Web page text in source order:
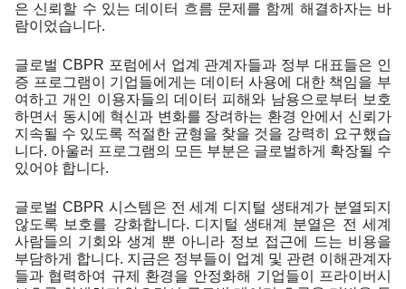
은 신뢰할 수 있는 데이터 흐름 문제를 함께 해결하자는 바
람이었습니다.
글로벌 CBPR 포럼에서 업계 관계자들과 정부 대표들은 인
증 프로그램이 기업들에게는 데이터 사용에 대한 책임을 부
여하고 개인 이용자들의 데이터 피해와 남용으로부터 보호
하면서 동시에 혁신과 변화를 장려하는 환경 안에서 신뢰가
지속될 수 있도록 적절한 균형을 찾을 것을 강력히 요구했습
니다. 아울러 프로그램의 모든 부분은 글로벌하게 확장될 수
있어야 합니다.
글로벌 CBPR 시스템은 전 세계 디지털 생태계가 분열되지
않도록 보호를 강화합니다. 디지털 생태계 분열은 전 세계
사람들의 기회와 생계 뿐 아니라 정보 접근에 드는 비용을
부담하게 합니다. 지금은 정부들이 업계 및 관련 이해관계자
들과 협력하여 규제 환경을 안정화해 기업들이 프라이버시